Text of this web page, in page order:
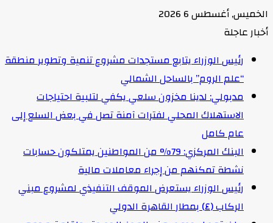
الخميس, أغسطس 6 2026
أخبار عاجلة
رئيس الوزراء يتابع مستجدات مشروع تنمية وتطوير منطقة
“علم الروم” بالساحل الشمالي
مدبولي: لدينا مخزون سلعي يكفي لتلبية احتياجات
الاستهلاك المحلي لفترات آمنة تصل في بعض السلع إلى
عام كامل
البنك المركزي: 79% من المواطنين يمتلكون حسابات
نشطة تمكنهم من إجراء معاملات مالية
رئيس الوزراء يستعرض الموقف التنفيذي لمشروع مبني
الركاب (٤) بمطار القاهرة الدولي